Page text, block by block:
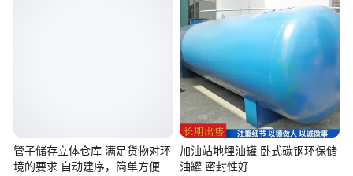
管子储存立体仓库 满足货物对环
境的要求 自动建序，简单方便
加油站地埋油罐 卧式碳钢环保储
油罐 密封性好